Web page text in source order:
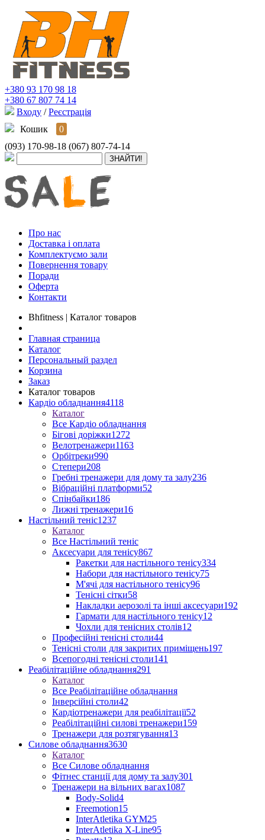
+380 93 170 98 18
+380 67 807 74 14
Входу / Реєстрація
Кошик
0
(093) 170-98-18 (067) 807-74-14
Про нас
Доставка і оплата
Комплектуємо зали
Повернення товару
Поради
Оферта
Контакти
Bhfitness | Каталог товаров
Главная страница
Каталог
Персональный раздел
Корзина
Заказ
Каталог товаров
Кардіо обладнання4118
Каталог
Все Кардіо обладнання
Бігові доріжки1272
Велотренажери1163
Орбітреки990
Степери208
Гребні тренажери для дому та залу236
Вібраційні платформи52
Спінбайки186
Лижні тренажери16
Настільний теніс1237
Каталог
Все Настільний теніс
Аксесуари для тенісу867
Ракетки для настільного тенісу334
Набори для настільного тенісу75
М'ячі для настільного тенісу96
Тенісні сітки58
Накладки аерозолі та інші аксесуари192
Гармати для настільного тенісу12
Чохли для тенісних столів12
Професійні тенісні столи44
Тенісні столи для закритих приміщень197
Всепогодні тенісні столи141
Реабілітаційне обладнання291
Каталог
Все Реабілітаційне обладнання
Інверсійні столи42
Кардіотренажери для реабілітації52
Реабілітаційні силові тренажери159
Тренажери для розтягування13
Силове обладнання3630
Каталог
Все Силове обладнання
Фітнес станції для дому та залу301
Тренажери на вільних вагах1087
Body-Solid4
Freemotion15
InterAtletika GYM25
InterAtletika X-Line95